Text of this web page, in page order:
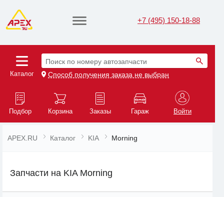
+7 (495) 150-18-88
Каталог
Поиск по номеру автозапчасти
Способ получения заказа не выбран
Подбор Корзина Заказы Гараж Войти
APEX.RU Каталог KIA Morning
Запчасти на KIA Morning